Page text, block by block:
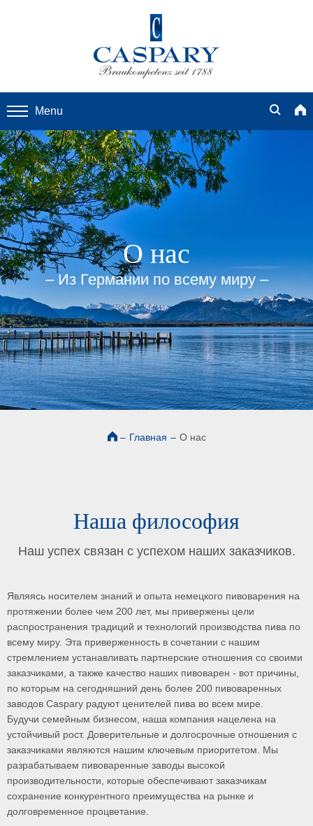
Menu
О нас
– Из Германии по всему миру –
– Главная – О нас
Наша философия
Наш успех связан с успехом наших заказчиков.
Являясь носителем знаний и опыта немецкого пивоварения на
протяжении более чем 200 лет, мы привержены цели
распространения традиций и технологий производства пива по
всему миру. Эта приверженность в сочетании с нашим
стремлением устанавливать партнерские отношения со своими
заказчиками, а также качество наших пивоварен - вот причины,
по которым на сегодняшний день более 200 пивоваренных
заводов Caspary радуют ценителей пива во всем мире.
Будучи семейным бизнесом, наша компания нацелена на
устойчивый рост. Доверительные и долгосрочные отношения с
заказчиками являются нашим ключевым приоритетом. Мы
разрабатываем пивоваренные заводы высокой
производительности, которые обеспечивают заказчикам
сохранение конкурентного преимущества на рынке и
долговременное процветание.